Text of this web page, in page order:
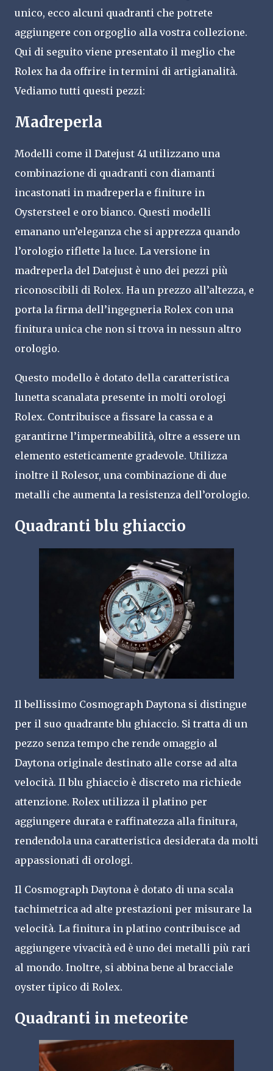
unico, ecco alcuni quadranti che potrete
aggiungere con orgoglio alla vostra collezione.
Qui di seguito viene presentato il meglio che
Rolex ha da offrire in termini di artigianalità.
Vediamo tutti questi pezzi:
Madreperla
Modelli come il Datejust 41 utilizzano una
combinazione di quadranti con diamanti
incastonati in madreperla e finiture in
Oystersteel e oro bianco. Questi modelli
emanano un’eleganza che si apprezza quando
l’orologio riflette la luce. La versione in
madreperla del Datejust è uno dei pezzi più
riconoscibili di Rolex. Ha un prezzo all’altezza, e
porta la firma dell’ingegneria Rolex con una
finitura unica che non si trova in nessun altro
orologio.
Questo modello è dotato della caratteristica
lunetta scanalata presente in molti orologi
Rolex. Contribuisce a fissare la cassa e a
garantirne l’impermeabilità, oltre a essere un
elemento esteticamente gradevole. Utilizza
inoltre il Rolesor, una combinazione di due
metalli che aumenta la resistenza dell’orologio.
Quadranti blu ghiaccio
Il bellissimo Cosmograph Daytona si distingue
per il suo quadrante blu ghiaccio. Si tratta di un
pezzo senza tempo che rende omaggio al
Daytona originale destinato alle corse ad alta
velocità. Il blu ghiaccio è discreto ma richiede
attenzione. Rolex utilizza il platino per
aggiungere durata e raffinatezza alla finitura,
rendendola una caratteristica desiderata da molti
appassionati di orologi.
Il Cosmograph Daytona è dotato di una scala
tachimetrica ad alte prestazioni per misurare la
velocità. La finitura in platino contribuisce ad
aggiungere vivacità ed è uno dei metalli più rari
al mondo. Inoltre, si abbina bene al bracciale
oyster tipico di Rolex.
Quadranti in meteorite